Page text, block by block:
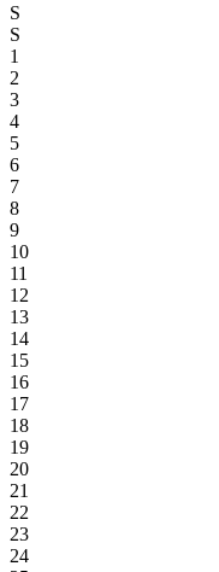
S
S
1
2
3
4
5
6
7
8
9
10
11
12
13
14
15
16
17
18
19
20
21
22
23
24